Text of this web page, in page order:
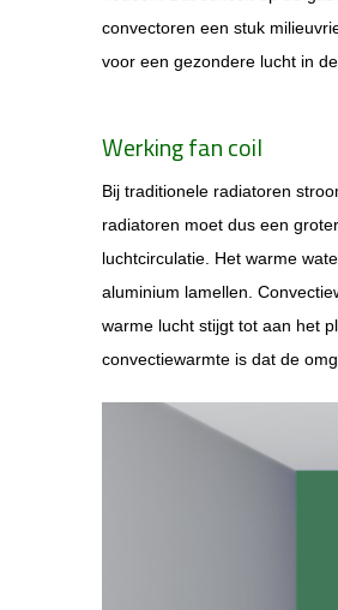
convectoren een stuk
voor een gezondere lucht in de
Werking fan coil
Bij traditionele radiatoren
radiatoren moet dus een
luchtcirculatie. Het warme
aluminium lamellen.
warme lucht stijgt tot aan het
convectiewarmte is dat de